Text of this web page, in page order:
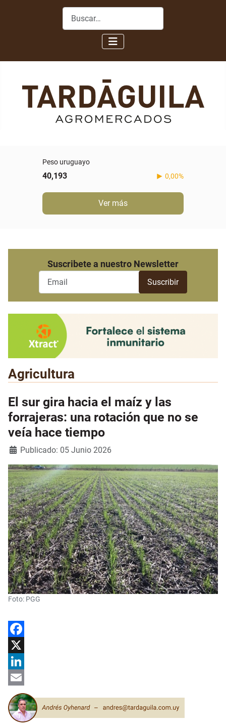
Buscar
Peso uruguayo
40,193 0,00%
Ver más
Suscribete a nuestro Newsletter
Agricultura
El sur gira hacia el maíz y las
forrajeras: una rotación que no se
veía hace tiempo
Detalles
Publicado: 05 Junio 2026
Foto: PGG
Facebook
X
LinkedIn
Email